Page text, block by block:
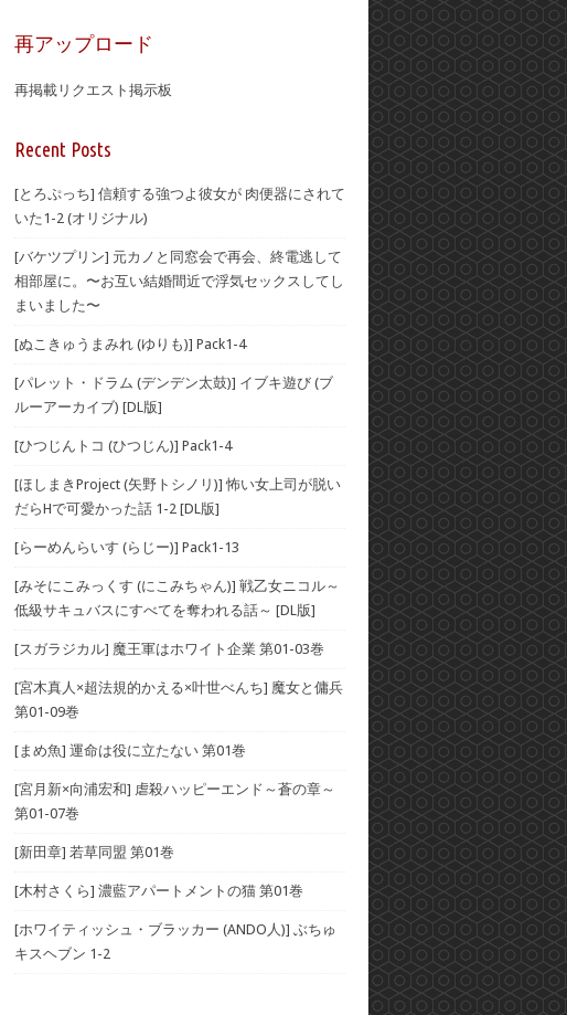
再アップロード
再掲載リクエスト掲示板
Recent Posts
[とろぷっち] 信頼する強つよ彼女が 肉便器にされて
いた1-2 (オリジナル)
[バケツプリン] 元カノと同窓会で再会、終電逃して
相部屋に。〜お互い結婚間近で浮気セックスしてし
まいました〜
[ぬこきゅうまみれ (ゆりも)] Pack1-4
[パレット・ドラム (デンデン太鼓)] イブキ遊び (ブ
ルーアーカイブ) [DL版]
[ひつじんトコ (ひつじん)] Pack1-4
[ほしまきProject (矢野トシノリ)] 怖い女上司が脱い
だらHで可愛かった話 1-2 [DL版]
[らーめんらいす (らじー)] Pack1-13
[みそにこみっくす (にこみちゃん)] 戦乙女ニコル～
低級サキュバスにすべてを奪われる話～ [DL版]
[スガラジカル] 魔王軍はホワイト企業 第01-03巻
[宮木真人×超法規的かえる×叶世べんち] 魔女と傭兵
第01-09巻
[まめ魚] 運命は役に立たない 第01巻
[宮月新×向浦宏和] 虐殺ハッピーエンド～蒼の章～
第01-07巻
[新田章] 若草同盟 第01巻
[木村さくら] 濃藍アパートメントの猫 第01巻
[ホワイティッシュ・ブラッカー (ANDO人)] ぶちゅ
キスヘブン 1-2